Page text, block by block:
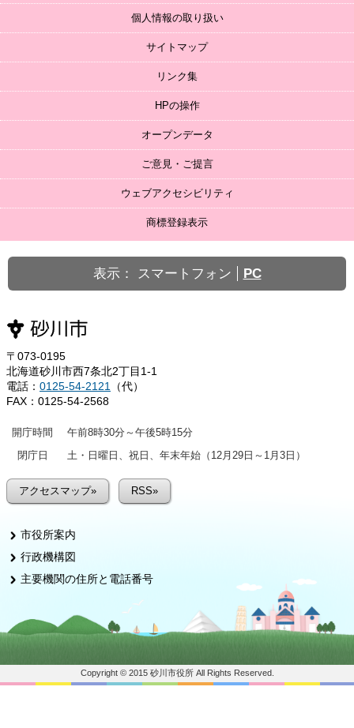
個人情報の取り扱い
サイトマップ
リンク集
HPの操作
オープンデータ
ご意見・ご提言
ウェブアクセシビリティ
商標登録表示
表示： スマートフォン PC
〒073-0195
北海道砂川市西7条北2丁目1-1
電話： 0125-54-2121
（代）
FAX：0125-54-2568
開庁時間
午前8時30分～午後5時15分
閉庁日
土・日曜日、祝日、年末年始（12月29日～1月3日）
アクセスマップ» RSS»
市役所案内
行政機構図
主要機関の住所と電話番号
Copyright © 2015 砂川市役所 All Rights Reserved.